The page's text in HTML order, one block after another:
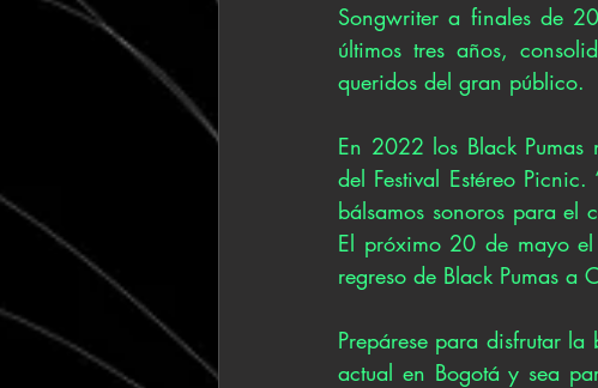
Songwriter a finales de
últimos tres años,
queridos del gran público.
En 2022 los Black
del Festival Estéreo
bálsamos sonoros para el
El próximo 20 de mayo
regreso de Black Pumas a
Prepárese para disfrutar
actual en Bogotá y sea